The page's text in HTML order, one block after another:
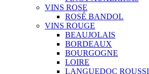
VINS ROSE
ROSÉ BANDOL
VINS ROUGE
BEAUJOLAIS
BORDEAUX
BOURGOGNE
LOIRE
LANGUEDOC